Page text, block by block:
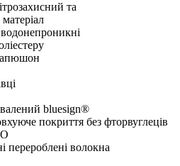
та
bluesign®
покриття без фторвуглеців
перероблені волокна